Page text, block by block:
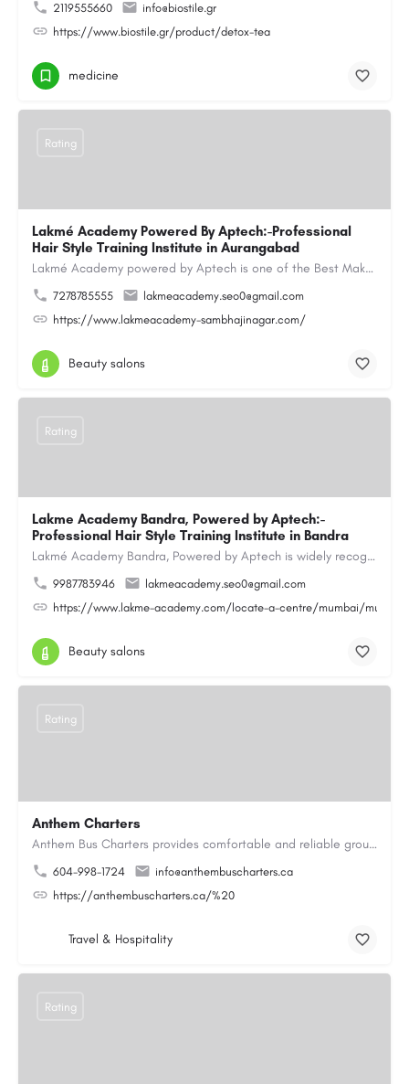
2119555660
info@biostile.gr
https://www.biostile.gr/product/detox-tea
medicine
Lakmé Academy Powered By Aptech:-Professional
Hair Style Training Institute in Aurangabad
Lakmé Academy powered by Aptech is one of the Best Makeup Academy in Aurangabad, offering the Best Makeup…
7278785555
lakmeacademy.seo0@gmail.com
https://www.lakmeacademy-sambhajinagar.com/
Rating
Beauty salons
Lakme Academy Bandra, Powered by Aptech:-
Professional Hair Style Training Institute in Bandra
Lakmé Academy Bandra, Powered by Aptech is widely recognized as the Professional Hair Style Training…
9987783946
lakmeacademy.seo0@gmail.com
https://www.lakme-academy.com/locate-a-centre/mumbai/
Rating
Beauty salons
Anthem Charters
Anthem Bus Charters provides comfortable and reliable group transportation services across British Columbia.…
604-998-1724
info@anthembuscharters.ca
https://anthembuscharters.ca/%20
Rating
Travel & Hospitality
Rating